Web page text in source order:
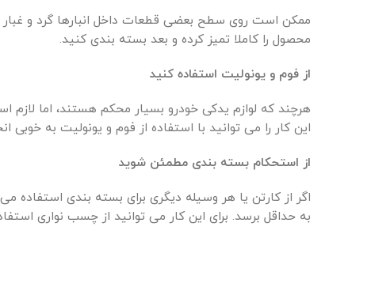
ممکن است روی سطح بعضی قطعات داخل انبارها گرد و غبار
محصول را کاملا تمیز کرده و بعد بسته بندی کنید.
از فوم و یونولیت استفاده کنید
هرچند که لوازم یدکی خودرو بسیار محکم هستند، اما
این کار را می توانید با استفاده از فوم و یونولیت به خوبی
از استحکام بسته بندی مطمئن شوید
اگر از کارتن یا هر وسیله دیگری برای بسته بندی
به حداقل برسد. برای این کار می توانید از چسب نواری